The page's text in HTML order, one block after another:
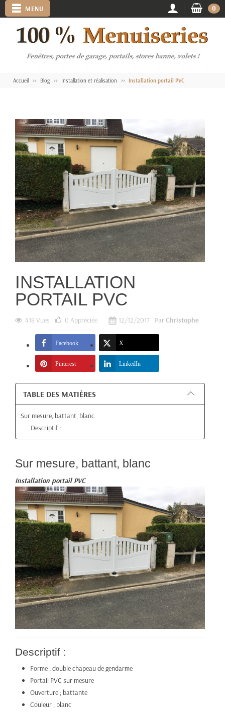
MENU 0
Accueil Blog Installation et réalisation Installation portail PVC
INSTALLATION
PORTAIL PVC
418 Vues 0 Appréciée 12/12/2017 ParChristophe
Facebook X
Pinterest LinkedIn
TABLE DES MATIÈRES
Sur mesure, battant, blanc
Descriptif :
Sur mesure, battant, blanc
Installation portail PVC
Descriptif :
Forme ; double chapeau de gendarme
Portail PVC sur mesure
Ouverture ; battante
Couleur ; blanc